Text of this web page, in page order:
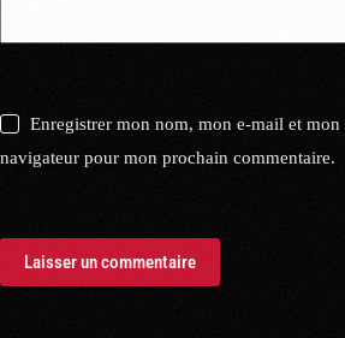
Enregistrer mon nom, mon e-mail et mon
navigateur pour mon prochain commentaire.
Laisser un commentaire